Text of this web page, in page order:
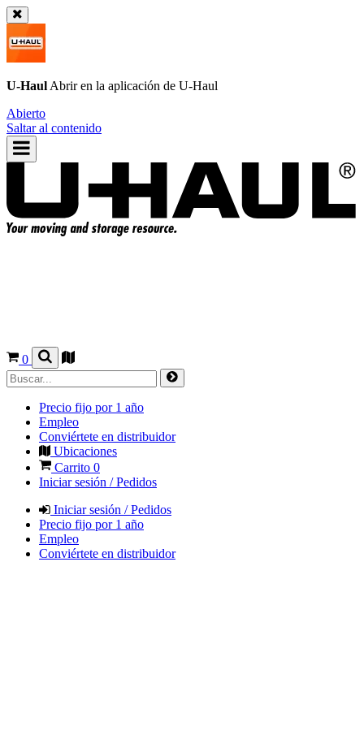
U-Haul Abrir en la aplicación de U-Haul
Abierto
Saltar al contenido
0
Precio fijo por 1 año
Empleo
Conviértete en distribuidor
Ubicaciones
Carrito 0
Iniciar sesión / Pedidos
Iniciar sesión / Pedidos
Precio fijo por 1 año
Empleo
Conviértete en distribuidor